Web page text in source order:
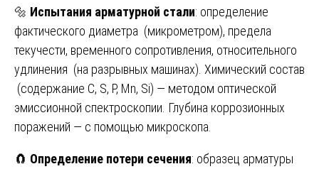
🔩 Испытания арматурной стали: определение
фактического диаметра (микрометром), предела
текучести, временного сопротивления, относительного
удлинения (на разрывных машинах). Химический состав
(содержание C, S, P, Mn, Si) — методом оптической
эмиссионной спектроскопии. Глубина коррозионных
поражений — с помощью микроскопа.
🧲 Определение потери сечения: образец арматуры